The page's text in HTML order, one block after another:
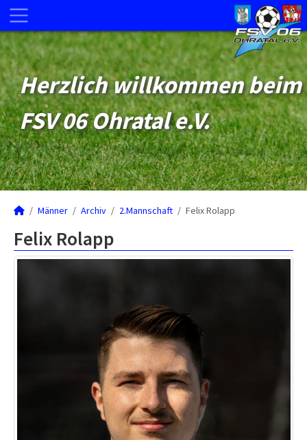
Herzlich willkommen beim
FSV 06 Ohratal e.V.
Männer Archiv 2.Mannschaft Felix Rolapp
Felix Rolapp